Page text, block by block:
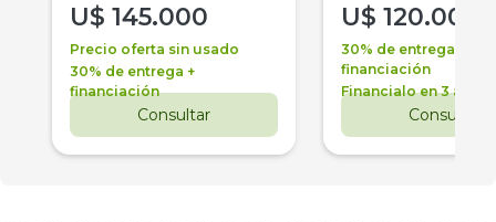
U$ 145.000
Precio oferta sin usado
30% de entrega +
financiación
Consultar
U$ 120.000
30% de entrega +
financiación
Financialo en 3 años
Consultar